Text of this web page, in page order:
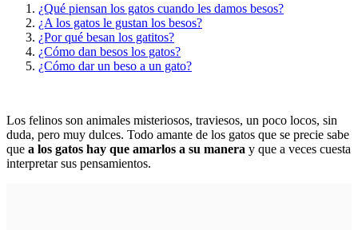
¿Qué piensan los gatos cuando les damos besos?
¿A los gatos le gustan los besos?
¿Por qué besan los gatitos?
¿Cómo dan besos los gatos?
¿Cómo dar un beso a un gato?
Los felinos son animales misteriosos, traviesos, un poco locos, sin
duda, pero muy dulces. Todo amante de los gatos que se precie sabe
que a los gatos hay que amarlos a su manera y que a veces cuesta
interpretar sus pensamientos.